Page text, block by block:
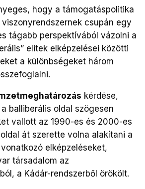
hogy a támogatáspolitika
csupán egy
tágabb perspektívából vázolni a
elitek elképzelései közötti
a különbségeket három
kérdése,
balliberális oldal szögesen
vallott az 1990-es és 2000-es
át szerette volna alakítani a
elképzeléseket,
társadalom az
a Kádár-rendszerből örökölt.